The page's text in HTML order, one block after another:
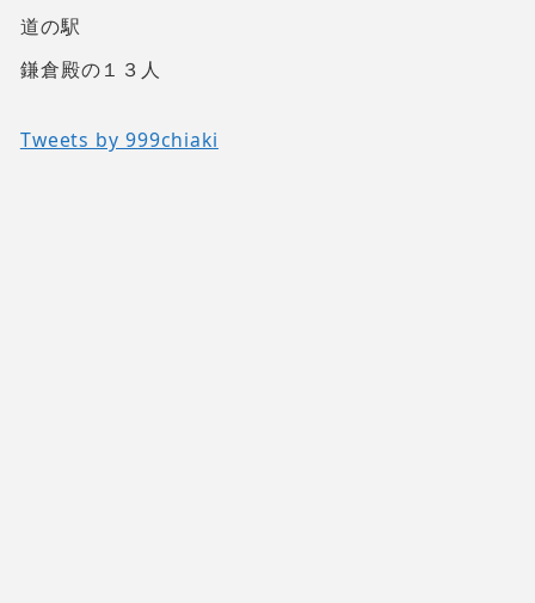
道の駅
鎌倉殿の１３人
Tweets by 999chiaki